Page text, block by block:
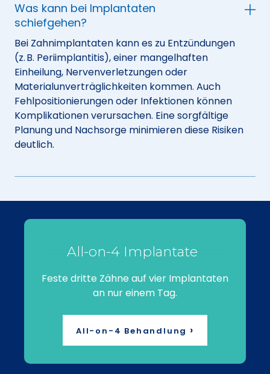
Was kann bei Implantaten
schiefgehen?
Bei Zahnimplantaten kann es zu Entzündungen
(z. B. Periimplantitis), einer mangelhaften
Einheilung, Nervenverletzungen oder
Materialunverträglichkeiten kommen. Auch
Fehlpositionierungen oder Infektionen können
Komplikationen verursachen. Eine sorgfältige
Planung und Nachsorge minimieren diese Risiken
deutlich.
All-on-4 Implantate
Feste dritte Zähne auf vier Implantaten
an nur einem Tag.
All-on-4 Behandlung ›